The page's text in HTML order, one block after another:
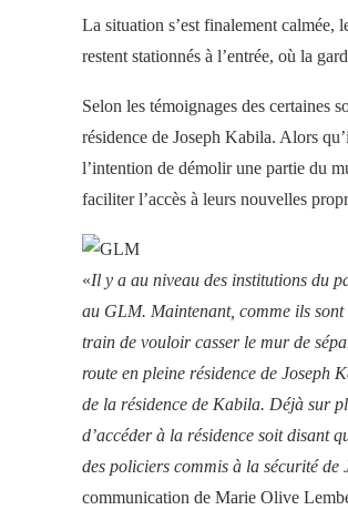
La situation s’est finalement calmée,
restent stationnés à l’entrée, où la
Selon les témoignages des certaines
résidence de Joseph Kabila. Alors
l’intention de démolir une partie du
faciliter l’accès à leurs nouvelles
«Il y a au niveau des institutions du
au GLM. Maintenant, comme ils sont
train de vouloir casser le mur de
route en pleine résidence de Joseph
de la résidence de Kabila. Déjà sur
d’accéder à la résidence soit disant
des policiers commis à la sécurité
communication de Marie Olive